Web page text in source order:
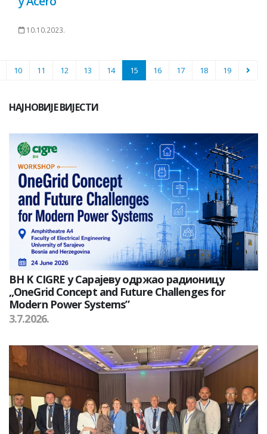
10.10.2023.
10 11 12 13 14 15 16 17 18 19
НАЈНОВИЈЕ ВИЈЕСТИ
BH K CIGRE у Сарајеву одржао радионицу
„OneGrid Concept and Future Challenges for
Modern Power Systems”
3.7.2026.